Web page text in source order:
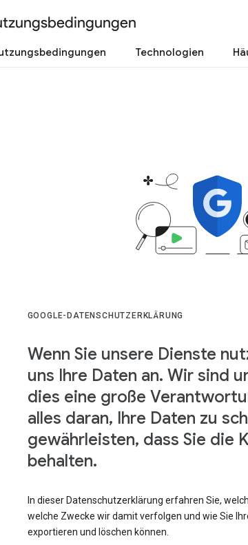
Technologien
GOOGLE-DATENSCHUTZERKLÄRUNG
Wenn Sie unsere Dienste
uns Ihre Daten an. Wir sind
dies eine große
alles daran, Ihre Daten zu
gewährleisten, dass Sie die
behalten.
In dieser Datenschutzerklärung erfahren Sie,
welche Zwecke wir damit verfolgen und wie Sie
exportieren und löschen können.